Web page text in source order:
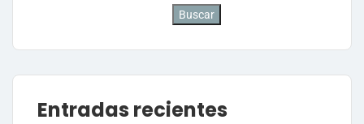
Buscar
Entradas recientes